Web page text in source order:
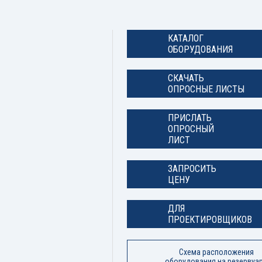
КАТАЛОГ
ОБОРУДОВАНИЯ
СКАЧАТЬ
ОПРОСНЫЕ ЛИСТЫ
ПРИСЛАТЬ
ОПРОСНЫЙ
ЛИСТ
ЗАПРОСИТЬ
ЦЕНУ
ДЛЯ
ПРОЕКТИРОВЩИКОВ
Схема расположения